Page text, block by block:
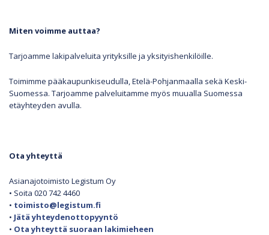
Miten voimme auttaa?
Tarjoamme lakipalveluita yrityksille ja yksityishenkilöille.
Toimimme pääkaupunkiseudulla, Etelä-Pohjanmaalla sekä Keski-
Suomessa. Tarjoamme palveluitamme myös muualla Suomessa
etäyhteyden avulla.
Ota yhteyttä
Asianajotoimisto Legistum Oy
• Soita 020 742 4460
• toimisto@legistum.fi
• Jätä yhteydenottopyyntö
• Ota yhteyttä suoraan lakimieheen